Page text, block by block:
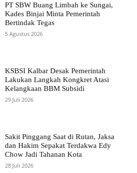
PT SBW Buang Limbah ke Sungai,
Kades Binjai Minta Pemerintah
Bertindak Tegas
5 Agustus 2026
KSBSI Kalbar Desak Pemerintah
Lakukan Langkah Kongkret Atasi
Kelangkaan BBM Subsidi
29 Juli 2026
Sakit Pinggang Saat di Rutan, Jaksa
dan Hakim Sepakat Terdakwa Edy
Chow Jadi Tahanan Kota
28 Juli 2026